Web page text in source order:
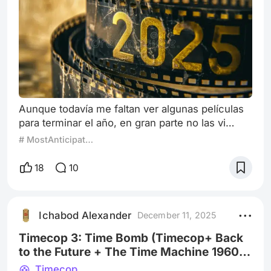
Aunque todavía me faltan ver algunas películas
para terminar el año, en gran parte no las vi
todas porque la verdad es que estuve quebrado
puñado de ellas. Fue un poco difícil hacer la
este mes festivo. Además, la mayoría de las
películas que estuve viendo este año fuero
# MostAnticipatedTitles2025
18 10
Ichabod Alexander December 11, 2025
Timecop 3: Time Bomb (Timecop+ Back
to the Future + The Time Machine 1960 &
2002)